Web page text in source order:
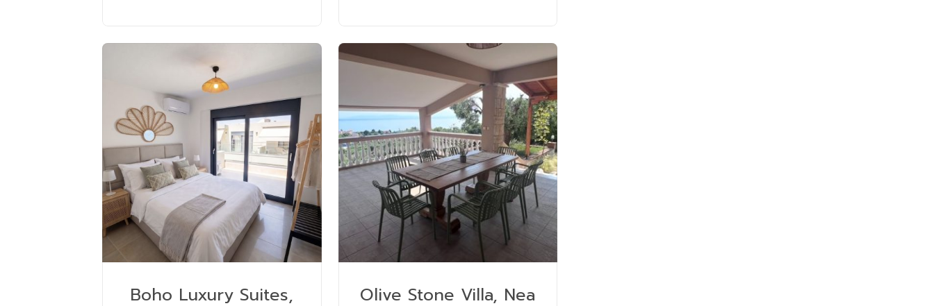
Boho Luxury Suites,
Olive Stone Villa, Nea